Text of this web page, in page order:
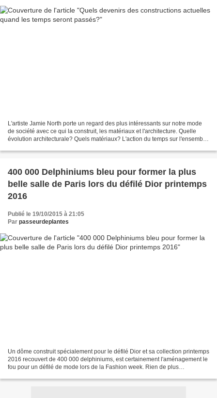
L'artiste Jamie North porte un regard des plus intéressants sur notre mode
de société avec ce qui la construit, les matériaux et l'architecture. Quelle
évolution architecturale? Quels matériaux? L'action du temps sur l'ensemble,
400 000 Delphiniums bleu pour former la plus
belle salle de Paris lors du défilé Dior printemps
2016
Publié le 19/10/2015 à 21:05
Par passeurdeplantes
Un dôme construit spécialement pour le défilé Dior et sa collection printemps
2016 recouvert de 400 000 delphiniums, est certainement l'aménagement le
fou pour un défilé de mode lors de la Fashion week. Rien de plus